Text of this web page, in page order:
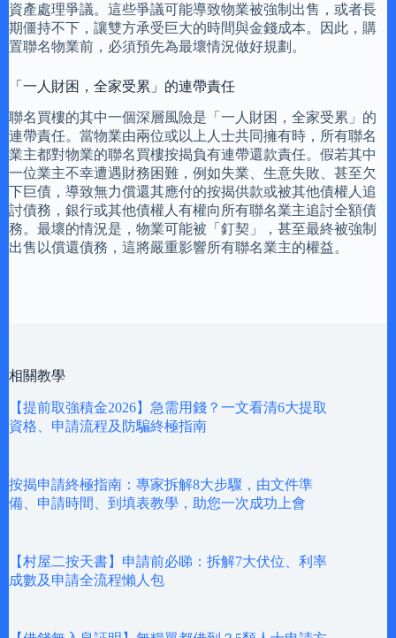
資產處理爭議。這些爭議可能導致物業被強制出售，或者長
期僵持不下，讓雙方承受巨大的時間與金錢成本。因此，購
置聯名物業前，必須預先為最壞情況做好規劃。
「一人財困，全家受累」的連帶責任
聯名買樓的其中一個深層風險是「一人財困，全家受累」的
連帶責任。當物業由兩位或以上人士共同擁有時，所有聯名
業主都對物業的聯名買樓按揭負有連帶還款責任。假若其中
一位業主不幸遭遇財務困難，例如失業、生意失敗、甚至欠
下巨債，導致無力償還其應付的按揭供款或被其他債權人追
討債務，銀行或其他債權人有權向所有聯名業主追討全額債
務。最壞的情況是，物業可能被「釘契」，甚至最終被強制
出售以償還債務，這將嚴重影響所有聯名業主的權益。
相關教學
【提前取強積金2026】急需用錢？一文看清6大提取
資格、申請流程及防騙終極指南
按揭申請終極指南：專家拆解8大步驟，由文件準
備、申請時間、到填表教學，助您一次成功上會
【村屋二按天書】申請前必睇：拆解7大伏位、利率
成數及申請全流程懶人包